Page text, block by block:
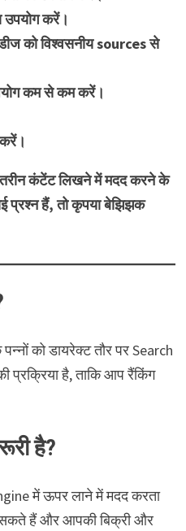
करें।
को विश्वसनीय sources से
कम से कम करें।
कंटेंट लिखने में मदद करने के
प्रश्न हैं, तो कृपया बेझिझक
को डायरेक्ट तौर पर Search
है, ताकि आप रैंकिंग
है?
में ऊपर लाने में मदद करता
हैं और आपकी बिक्री और